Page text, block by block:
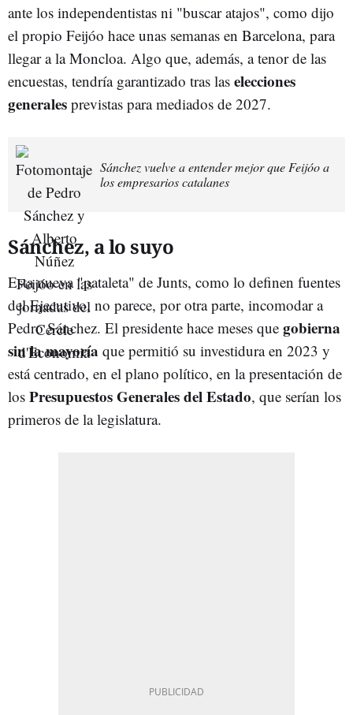
ante los independentistas ni "buscar atajos", como dijo
el propio Feijóo hace unas semanas en Barcelona, para
llegar a la Moncloa. Algo que, además, a tenor de las
encuestas, tendría garantizado tras las elecciones
generales previstas para mediados de 2027.
Sánchez vuelve a entender mejor que Feijóo a
los empresarios catalanes
Sánchez, a lo suyo
Esta nueva "pataleta" de Junts, como lo definen fuentes
del Ejecutivo, no parece, por otra parte, incomodar a
Pedro Sánchez. El presidente hace meses que gobierna
sin la mayoría que permitió su investidura en 2023 y
está centrado, en el plano político, en la presentación de
los Presupuestos Generales del Estado, que serían los
primeros de la legislatura.